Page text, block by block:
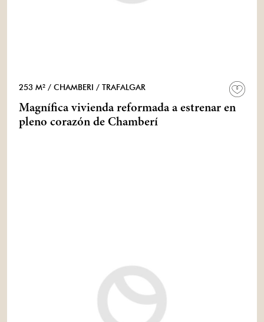
253 M² / CHAMBERI / TRAFALGAR
Magnífica vivienda reformada a estrenar en
pleno corazón de Chamberí